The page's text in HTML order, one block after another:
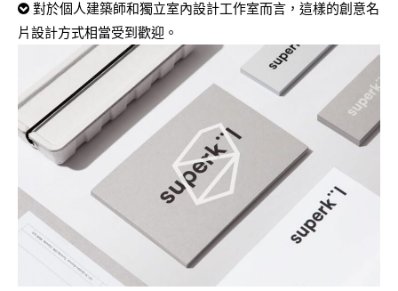
對於個人建築師和獨立室內設計工作室而言，這樣的創意名
片設計方式相當受到歡迎。